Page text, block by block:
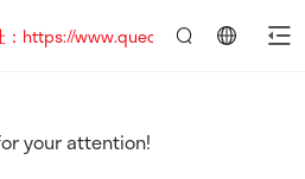
https://www.quectel.com.cn
your attention!